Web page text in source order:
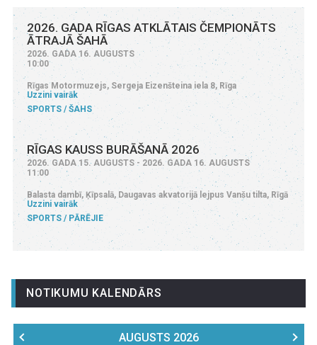
2026. GADA RĪGAS ATKLĀTAIS ČEMPIONĀTS
ĀTRAJĀ ŠAHĀ
2026. GADA 16. AUGUSTS
10:00
Rīgas Motormuzejs, Sergeja Eizenšteina iela 8, Rīga
Uzzini vairāk
SPORTS
ŠAHS
RĪGAS KAUSS BURĀŠANĀ 2026
2026. GADA 15. AUGUSTS - 2026. GADA 16. AUGUSTS
11:00
Balasta dambī, Ķīpsalā, Daugavas akvatorijā lejpus Vanšu tilta, Rīgā
Uzzini vairāk
SPORTS
PĀRĒJIE
NOTIKUMU KALENDĀRS
AUGUSTS 2026